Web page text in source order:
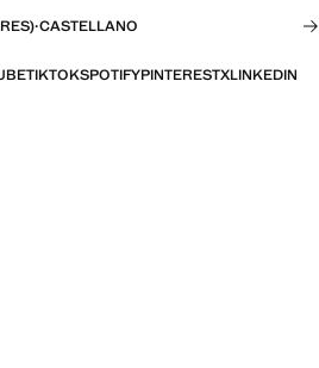
·CASTELLANO
TIKTOKSPOTIFYPINTERESTXLINKEDIN